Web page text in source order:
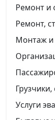
Ремонт и
Ремонт,
Монтаж и
Грузчики,
Услуги